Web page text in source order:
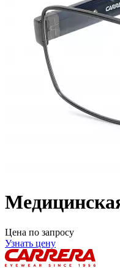
Цена по запросу
Узнать цену